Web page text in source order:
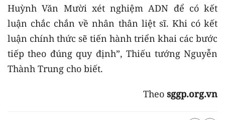
Huỳnh Văn Mười xét nghiệm ADN để có kết
luận chắc chắn về nhân thân liệt sĩ. Khi có kết
luận chính thức sẽ tiến hành triển khai các bước
tiếp theo đúng quy định”, Thiếu tướng Nguyễn
Thành Trung cho biết.
Theo sggp.org.vn